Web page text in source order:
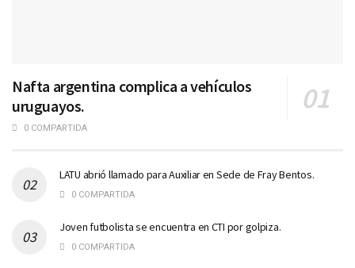
Nafta argentina complica a vehículos
uruguayos.
0 COMPARTIDA
LATU abrió llamado para Auxiliar en Sede de Fray Bentos.
0 COMPARTIDA
Joven futbolista se encuentra en CTI por golpiza.
0 COMPARTIDA